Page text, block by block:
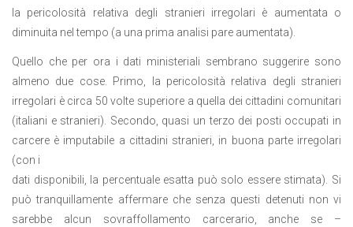
la pericolosità relativa degli stranieri irregolari è aumentata o
diminuita nel tempo (a una prima analisi pare aumentata).
Quello che per ora i dati ministeriali sembrano suggerire sono
almeno due cose. Primo, la pericolosità relativa degli stranieri
irregolari è circa 50 volte superiore a quella dei cittadini comunitari
(italiani e stranieri). Secondo, quasi un terzo dei posti occupati in
carcere è imputabile a cittadini stranieri, in buona parte irregolari
(con i
dati disponibili, la percentuale esatta può solo essere stimata). Si
può tranquillamente affermare che senza questi detenuti non vi
sarebbe alcun sovraffollamento carcerario, anche se –